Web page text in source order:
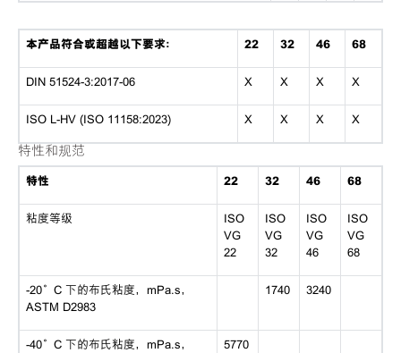
本产品符合或超越以下要求： 22 32 46 68
DIN 51524-3:2017-06 X X X X
ISO L-HV (ISO 11158:2023) X X X X
特性和规范
特性 22 32 46 68
粘度等级
ISO
VG
22
ISO
VG
32
ISO
VG
46
ISO
VG
68
-20°C 下的布氏粘度，mPa.s，
ASTM D2983
1740 3240
-40°C 下的布氏粘度，mPa.s，
5770